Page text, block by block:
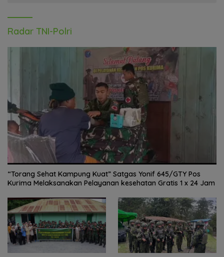
Radar TNI-Polri
“Torang Sehat Kampung Kuat” Satgas Yonif 645/GTY Pos
Kurima Melaksanakan Pelayanan kesehatan Gratis 1 x 24 Jam